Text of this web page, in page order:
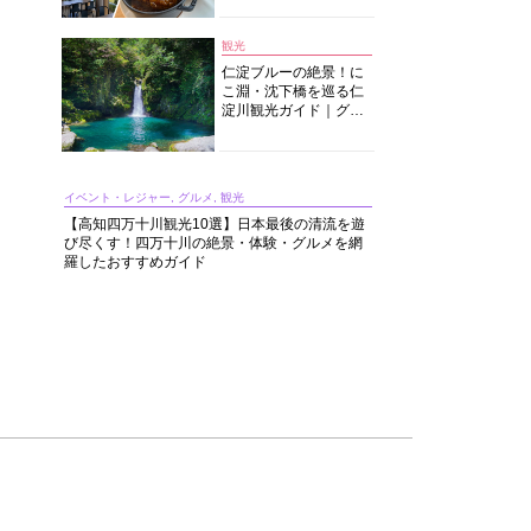
観光
仁淀ブルーの絶景！に
こ淵・沈下橋を巡る仁
淀川観光ガイド｜グル
イベント・レジャー, グルメ, 観光
【高知四万十川観光10選】日本最後の清流を遊
び尽くす！四万十川の絶景・体験・グルメを網
羅したおすすめガイド